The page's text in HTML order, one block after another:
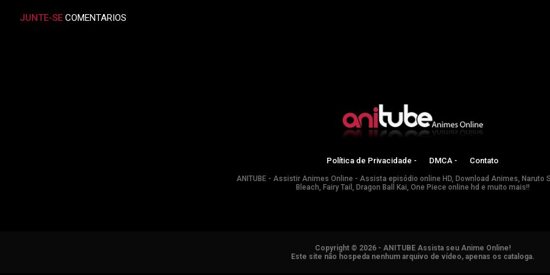
JUNTE-SE COMENTARIOS
Política de Privacidade - DMCA - Contato
ANITUBE - Assistir Animes Online - Assista episódio online HD, Download Animes, Naruto
Bleach, Fairy Tail, Dragon Ball Kai, One Piece online hd e muito mais!!
Copyright © 2026 - ANITUBE Assista seu Anime Online!
Este site não hospeda nenhum arquivo de vídeo, apenas os cataloga.